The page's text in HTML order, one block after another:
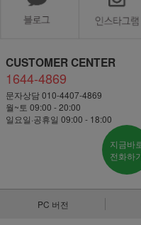
CUSTOMER CENTER
1644-4869
문자상담 010-4407-4869
월~토 09:00 - 20:00
일요일·공휴일 09:00 - 18:00
지금바
전화하
PC 버전